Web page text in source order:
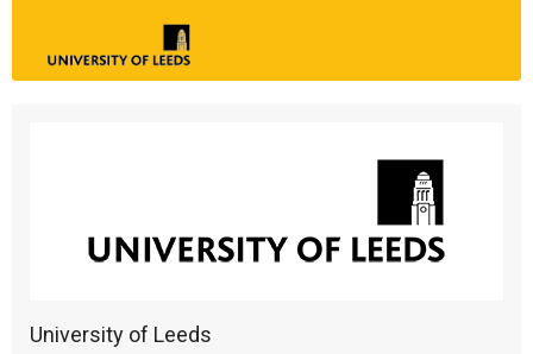
University of Leeds